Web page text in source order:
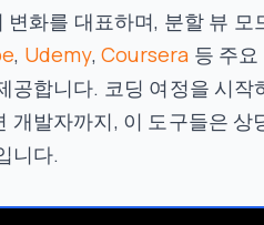
화를 대표하며, 분할 뷰 모
, Udemy, Coursera 등 주요
공합니다. 코딩 여정을 시작
개발자까지, 이 도구들은 상
니다.